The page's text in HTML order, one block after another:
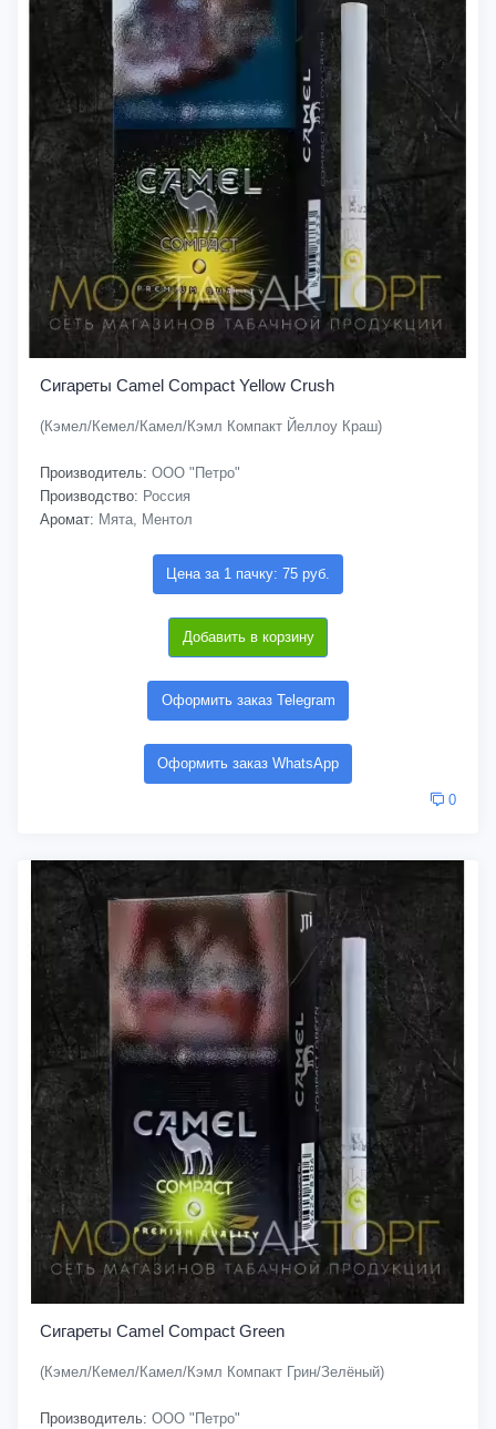
Сигареты Camel Compact Yellow Crush
(Кэмел/Кемел/Камел/Кэмл Компакт Йеллоу Краш)
Производитель: ООО "Петро"
Производство: Россия
Аромат: Мята, Ментол
Цена за 1 пачку: 75 руб.
Добавить в корзину
Оформить заказ Telegram
Оформить заказ WhatsApp
0
Сигареты Camel Compact Green
(Кэмел/Кемел/Камел/Кэмл Компакт Грин/Зелёный)
Производитель: ООО "Петро"